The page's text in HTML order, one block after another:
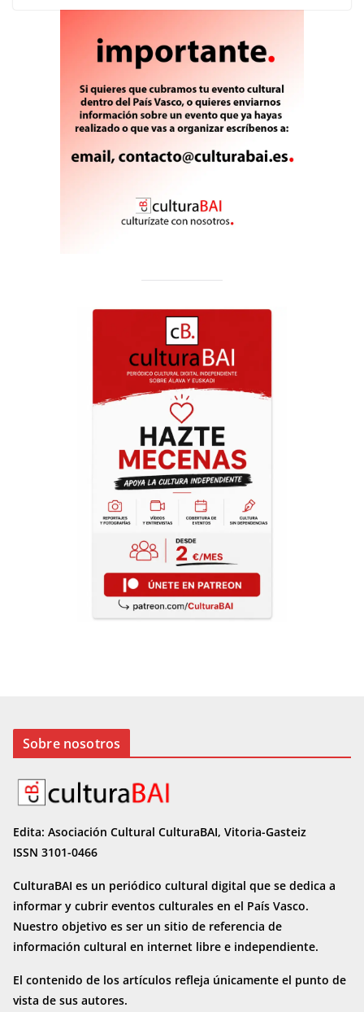
b d
o
n
l p
ar
ti
r
Sobre nosotros
Edita: Asociación Cultural CulturaBAI, Vitoria-Gasteiz
ISSN 3101-0466
CulturaBAI es un periódico cultural digital que se dedica a
informar y cubrir eventos culturales en el País Vasco.
Nuestro objetivo es ser un sitio de referencia de
información cultural en internet libre e independiente.
El contenido de los artículos refleja únicamente el punto de
vista de sus autores.